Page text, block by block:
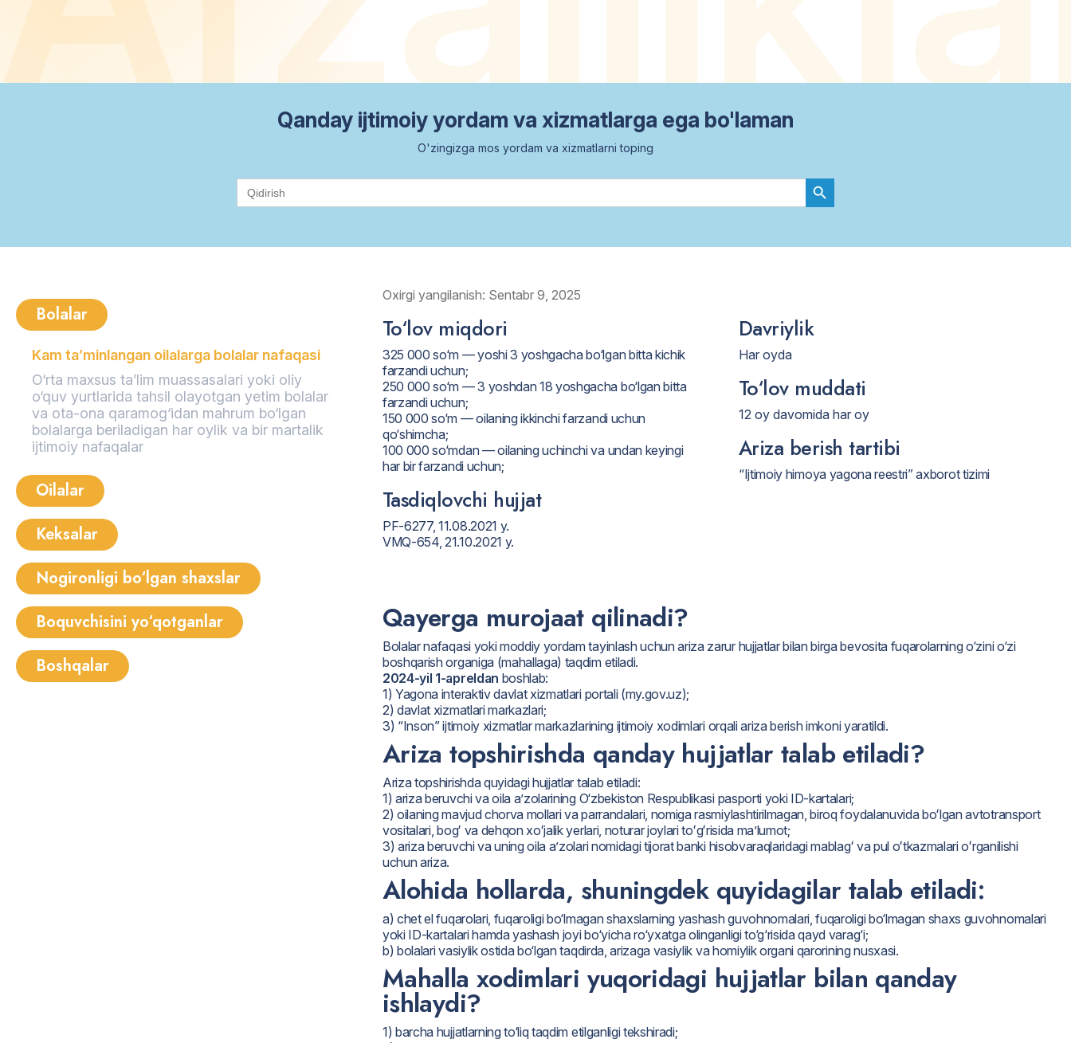
Qanday ijtimoiy yordam va xizmatlarga ega bo'laman
O'zingizga mos yordam va xizmatlarni toping
Search
for:
Search Button
Bolalar
Kam ta’minlangan oilalarga bolalar nafaqasi
O‘rta maxsus ta’lim muassasalari yoki oliy
o‘quv yurtlarida tahsil olayotgan yetim bolalar
va ota-ona qaramog‘idan mahrum bo‘lgan
bolalarga beriladigan har oylik va bir martalik
ijtimoiy nafaqalar
Oilalar
Keksalar
Nogironligi bo‘lgan shaxslar
Boquvchisini yo‘qotganlar
Boshqalar
Oxirgi yangilanish: Sentabr 9, 2025
To‘lov miqdori
325 000 so‘m — yoshi 3 yoshgacha bo‘lgan bitta kichik
farzandi uchun;
250 000 so‘m — 3 yoshdan 18 yoshgacha bo‘lgan bitta
farzandi uchun;
150 000 so‘m — oilaning ikkinchi farzandi uchun
qo‘shimcha;
100 000 so‘mdan — oilaning uchinchi va undan keyingi
har bir farzandi uchun;
Tasdiqlovchi hujjat
PF-6277, 11.08.2021 y.
VMQ-654, 21.10.2021 y.
Davriylik
Har oyda
To‘lov muddati
12 oy davomida har oy
Ariza berish tartibi
“Ijtimoiy himoya yagona reestri” axborot tizimi
Qayerga murojaat qilinadi?
Bolalar nafaqasi yoki moddiy yordam tayinlash uchun ariza zarur hujjatlar bilan birga bevosita fuqarolarning o‘zini o‘zi
boshqarish organiga (mahallaga) taqdim etiladi.
2024-yil 1-apreldan boshlab:
1) Yagona interaktiv davlat xizmatlari portali (my.gov.uz);
2) davlat xizmatlari markazlari;
3) “Inson” ijtimoiy xizmatlar markazlarining ijtimoiy xodimlari orqali ariza berish imkoni yaratildi.
Ariza topshirishda qanday hujjatlar talab etiladi?
Ariza topshirishda quyidagi hujjatlar talab etiladi:
1) ariza beruvchi va oila a’zolarining O‘zbekiston Respublikasi pasporti yoki ID-kartalari;
2) oilaning mavjud chorva mollari va parrandalari, nomiga rasmiylashtirilmagan, biroq foydalanuvida boʻlgan avtotransport
vositalari, bogʻ va dehqon xoʻjalik yerlari, noturar joylari toʻgʻrisida maʼlumot;
3) ariza beruvchi va uning oila aʼzolari nomidagi tijorat banki hisobvaraqlaridagi mablagʻ va pul oʻtkazmalari oʻrganilishi
uchun ariza.
Alohida hollarda, shuningdek quyidagilar talab etiladi:
a) chet el fuqarolari, fuqaroligi bo‘lmagan shaxslarning yashash guvohnomalari, fuqaroligi bo‘lmagan shaxs guvohnomalari
yoki ID-kartalari hamda yashash joyi bo‘yicha ro‘yxatga olinganligi to‘g‘risida qayd varag‘i;
b) bolalari vasiylik ostida bo‘lgan taqdirda, arizaga vasiylik va homiylik organi qarorining nusxasi.
Mahalla xodimlari yuqoridagi hujjatlar bilan qanday
ishlaydi?
1) barcha hujjatlarning to‘liq taqdim etilganligi tekshiradi;